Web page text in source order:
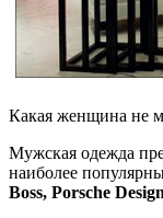
Какая женщина не
Мужская одежда
наиболее
Boss, Porsche